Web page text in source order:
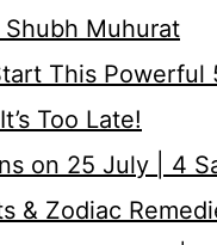
Muhurat
This Powerful
Too Late!
on 25 July | 4
& Zodiac